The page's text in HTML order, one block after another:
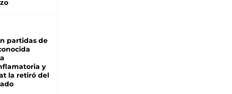
partidas de
y
la retiró del